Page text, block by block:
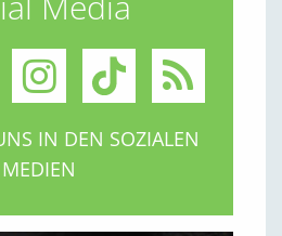
IN DEN SOZIALEN
MEDIEN